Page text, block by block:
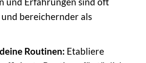
bereichernder als
Routinen: Etabliere